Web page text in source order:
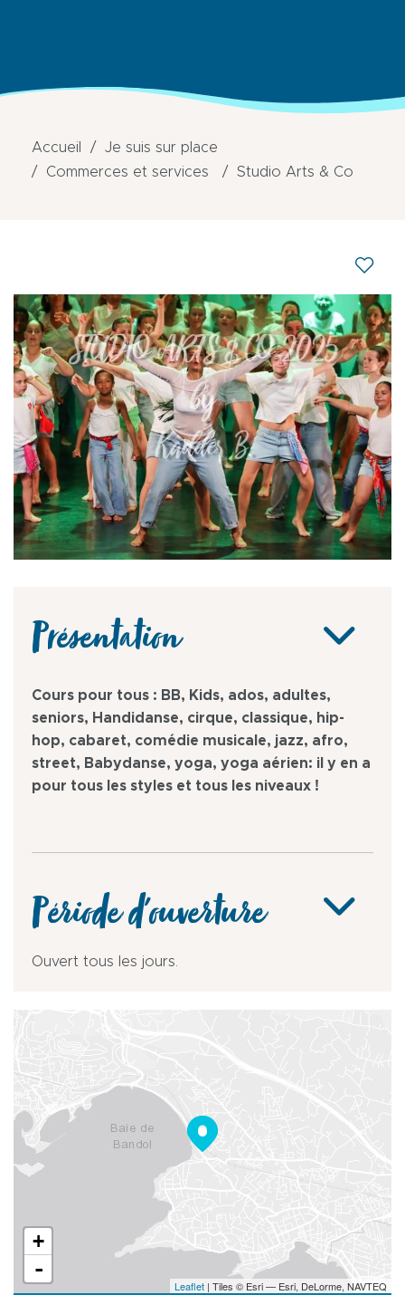
Accueil
Je suis sur place
Commerces et services
Studio Arts & Co
Présentation
Cours pour tous : BB, Kids, ados, adultes,
seniors, Handidanse, cirque, classique, hip-
hop, cabaret, comédie musicale, jazz, afro,
street, Babydanse, yoga, yoga aérien: il y en a
pour tous les styles et tous les niveaux !
Période d'ouverture
Ouvert tous les jours.
+
-
Leaflet | Tiles © Esri — Esri, DeLorme, NAVTEQ